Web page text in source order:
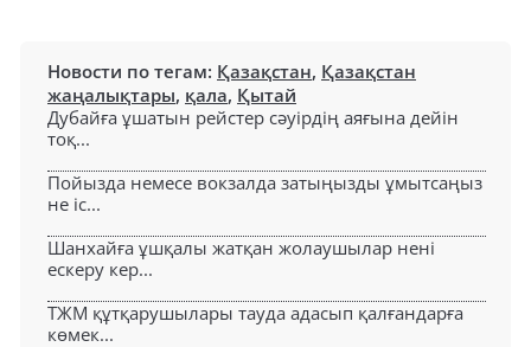
Новости по тегам: Қазақстан, Қазақстан
жаңалықтары, қала, Қытай
Дубайға ұшатын рейстер сәуірдің аяғына дейін
тоқ...
Пойызда немесе вокзалда затыңызды ұмытсаңыз
не іс...
Шанхайға ұшқалы жатқан жолаушылар нені
ескеру кер...
ТЖМ құтқарушылары тауда адасып қалғандарға
көмек...